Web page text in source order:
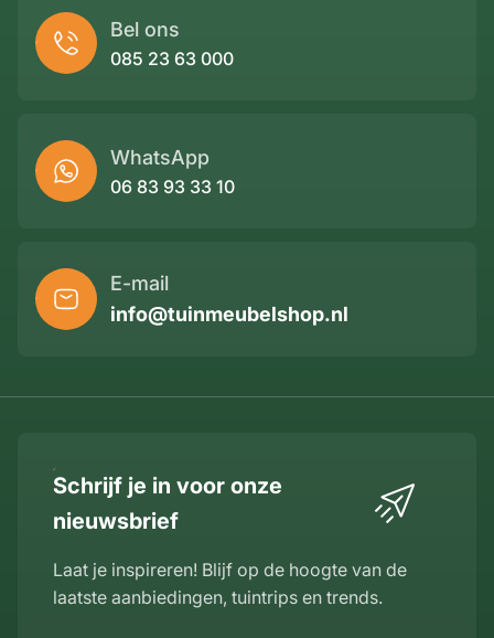
Bel ons
085 23 63 000
WhatsApp
06 83 93 33 10
E-mail
info@tuinmeubelshop.nl
Schrijf je in voor onze
nieuwsbrief
Laat je inspireren! Blijf op de hoogte van de
laatste aanbiedingen, tuintrips en trends.